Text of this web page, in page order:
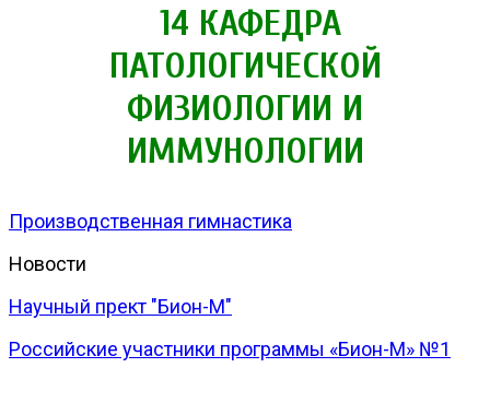
14 КАФЕДРА
ПАТОЛОГИЧЕСКОЙ
ФИЗИОЛОГИИ И
ИММУНОЛОГИИ
Производственная гимнастика
Новости
Научный прект "Бион-М"
Российские участники программы «Бион-М» №1